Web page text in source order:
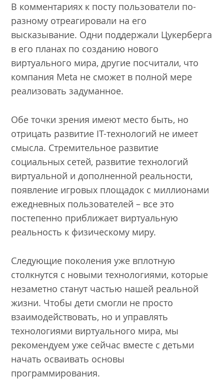
В комментариях к посту пользователи по-
разному отреагировали на его
высказывание. Одни поддержали Цукерберга
в его планах по созданию нового
виртуального мира, другие посчитали, что
компания Meta не сможет в полной мере
реализовать задуманное.
Обе точки зрения имеют место быть, но
отрицать развитие IT-технологий не имеет
смысла. Стремительное развитие
социальных сетей, развитие технологий
виртуальной и дополненной реальности,
появление игровых площадок с миллионами
ежедневных пользователей – все это
постепенно приближает виртуальную
реальность к физическому миру.
Следующие поколения уже вплотную
столкнутся с новыми технологиями, которые
незаметно станут частью нашей реальной
жизни. Чтобы дети смогли не просто
взаимодействовать, но и управлять
технологиями виртуального мира, мы
рекомендуем уже сейчас вместе с детьми
начать осваивать основы
программирования.